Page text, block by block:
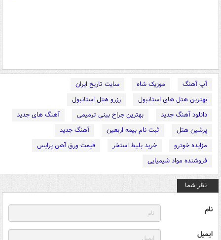
آپ آهنگ موزیک شاه
سایت تاریخ ایران
بهترین هتل های استانبول
رزرو هتل استانبول
دانلود آهنگ جدید
بهترین جراح بینی ترمیمی
آهنگ های جدید
پرشین هتل
ثبت نام بیمه اربعین
آهنگ جدید
مزایده خودرو
خرید بلیط استخر
قیمت ورق آهن پرایس
فروشنده مواد شیمیایی
نظر شما
نام
ایمیل